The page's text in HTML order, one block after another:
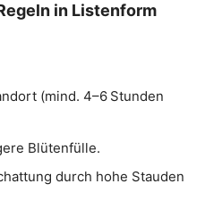
in Listenform
(mind. 4–6 Stunden
Blütenfülle.
durch hohe Stauden